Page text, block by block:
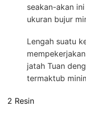
seakan-akan
ukuran bujur
Lengah suatu
jatah Tuan
termaktub
2 Resin